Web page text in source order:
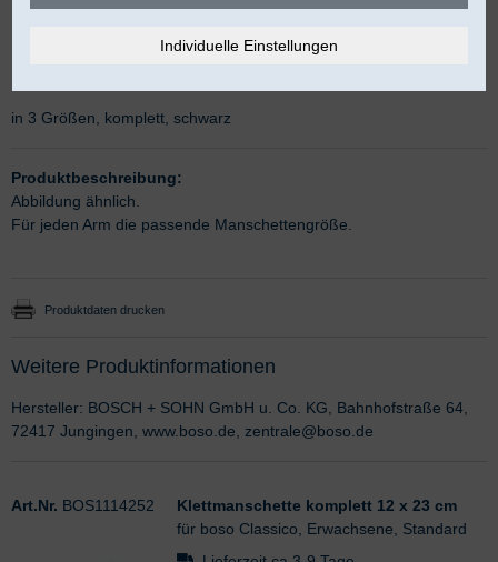
in 3 Größen, komplett, schwarz
Produktbeschreibung:
Abbildung ähnlich.
Für jeden Arm die passende Manschettengröße.
Produktdaten drucken
Weitere Produktinformationen
Hersteller: BOSCH + SOHN GmbH u. Co. KG, Bahnhofstraße 64,
72417 Jungingen, www.boso.de, zentrale@boso.de
Art.Nr. BOS1114252
Klettmanschette komplett 12 x 23 cm
für boso Classico, Erwachsene, Standard